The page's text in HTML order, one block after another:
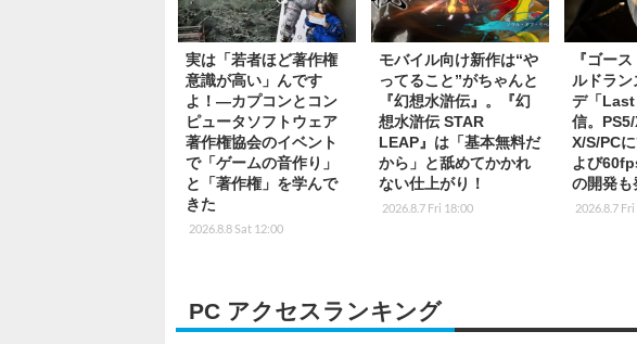
実は「若者ほど著作権
意識が高い」んです
よ！―カプコンとコン
ピュータソフトウェア
著作権協会のイベント
で「ゲームの音作り」
と「著作権」を学んで
きた
2026.8.8 Sat 12:00
モバイル向け新作は“や
ってること”がちゃんと
『幻想水滸伝』。『幻
想水滸伝 STAR
LEAP』は「基本無料だ
から」と舐めてかかれ
ない仕上がり！
2026.8.7 Fri 18:00
『ゴー
ルドラ
デ「
信。
X/S/PC
よび
の開発も
2026.8.7
PC アクセスランキング